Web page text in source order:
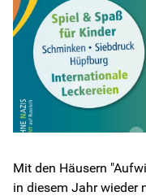
Mit den Häusern
in diesem Jahr wieder